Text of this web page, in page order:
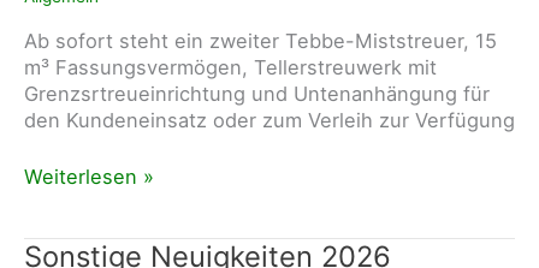
Ab sofort steht ein zweiter Tebbe-Miststreuer, 15
m³ Fassungsvermögen, Tellerstreuwerk mit
Grenzsrtreueinrichtung und Untenanhängung für
den Kundeneinsatz oder zum Verleih zur Verfügung
Miststreuer
Weiterlesen »
Sonstige Neuigkeiten 2026